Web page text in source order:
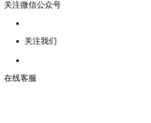
关注微信公众号
关注我们
在线客服